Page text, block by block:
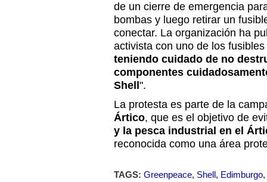
de un cierre de emergencia
bombas y luego retirar un
conectar. La organización ha
activista con uno de los
teniendo cuidado de no
componentes
Shell ".
La protesta es parte de la
Ártico, que es el objetivo de
y la pesca industrial en el
reconocida como una área
TAGS: Greenpeace, Shell, Edimburgo,